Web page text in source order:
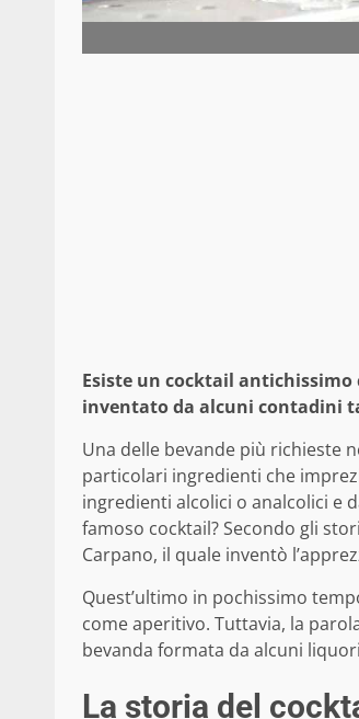
Esiste un cocktail
inventato da alcuni contadini
Una delle bevande più richieste
particolari ingredienti che
ingredienti alcolici o analcolici e
famoso cocktail? Secondo gli
Carpano, il quale inventò
Quest’ultimo in pochissimo
come aperitivo. Tuttavia, la
bevanda formata da alcuni
La storia del